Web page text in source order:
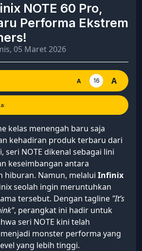
NOTE 60 Pro,
Performa Ekstrem
05 Maret 2026
A 16 A
kelas menengah baru saja
kehadiran produk terbaru dari
seri NOTE dikenal sebagai lini
keseimbangan antara
hiburan. Namun, melalui Infinix
seolah ingin meruntuhkan
tersebut. Dengan tagline "It’s
, perangkat ini hadir untuk
seri NOTE kini telah
monster performa yang
yang lebih tinggi.